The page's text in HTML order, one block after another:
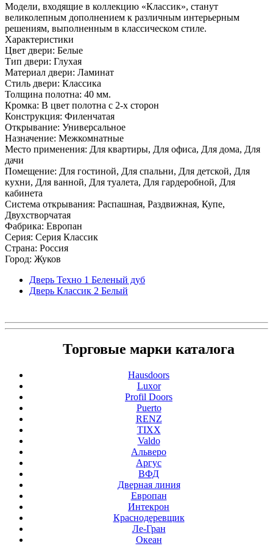
Модели, входящие в коллекцию «Классик», станут
великолепным дополнением к различным интерьерным
решениям, выполненным в классическом стиле.
Характеристики
Цвет двери: Белые
Тип двери: Глухая
Материал двери: Ламинат
Стиль двери: Классика
Толщина полотна: 40 мм.
Кромка: В цвет полотна с 2-х сторон
Конструкция: Филенчатая
Открывание: Универсальное
Назначение: Межкомнатные
Место применения: Для квартиры, Для офиса, Для дома, Для
дачи
Помещение: Для гостиной, Для спальни, Для детской, Для
кухни, Для ванной, Для туалета, Для гардеробной, Для
кабинета
Система открывания: Распашная, Раздвижная, Купе,
Двухстворчатая
Фабрика: Европан
Серия: Серия Классик
Страна: Россия
Город: Жуков
Дверь Техно 1 Беленый дуб
Дверь Классик 2 Белый
Торговые марки каталога
Hausdoors
Luxor
Profil Doors
Puerto
RENZ
TIXX
Valdo
Альверо
Аргус
ВФД
Дверная линия
Европан
Интекрон
Краснодеревщик
Ле-Гран
Океан